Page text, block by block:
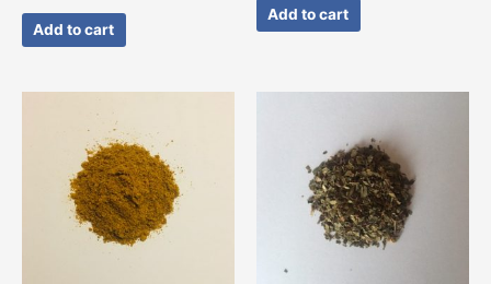
Add to cart
Add to cart